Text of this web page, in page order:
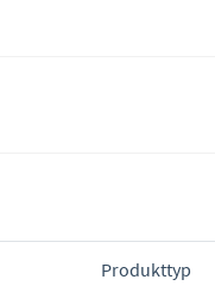
Produkttyp